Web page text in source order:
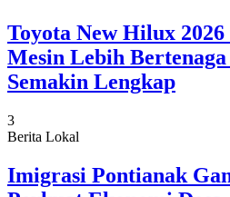
Toyota New Hilux
Mesin Lebih
Semakin Lengkap
3
Berita Lokal
Imigrasi Pontianak